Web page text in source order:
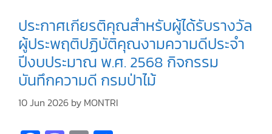
k n
ประกาศเกียรติคุณสำหรับผู้ได้รับรางวัล
ผู้ประพฤติปฏิบัติคุณงามความดีประจำ
ปีงบประมาณ พ.ศ. 2568 กิจกรรม
บันทึกความดี กรมป่าไม้
10 Jun 2026 by MONTRI